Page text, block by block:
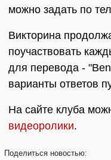
можно задать по
Викторина
поучаствовать
для перевода -
варианты ответов
На сайте клуба
видеоролики.
Поделиться новостью: